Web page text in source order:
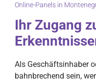
Online-Panels in
Ihr Zugang
Als Geschäftsinhaber
bahnbrechend sein,